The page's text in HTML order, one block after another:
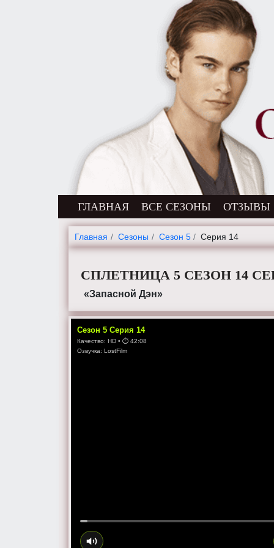
ГЛАВНАЯ ВСЕ СЕЗОНЫ ОТЗЫВЫ
Главная Cезоны Сезон 5 Серия 14
СПЛЕТНИЦА 5 СЕЗОН 14
«Запасной Дэн»
Сезон5 Серия14
Качество:HD • ⏱42:08
Озвучка:LostFilm